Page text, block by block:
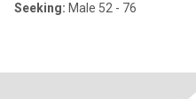
Seeking: Male 52 - 76